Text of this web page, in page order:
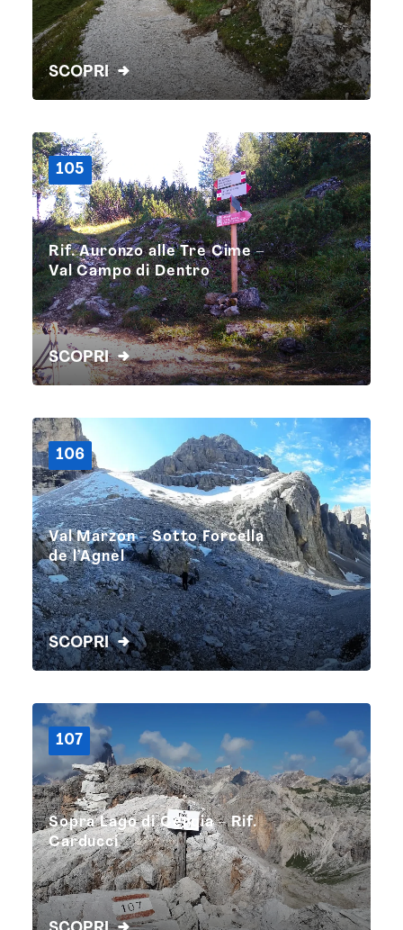
SCOPRI
105
Rif. Auronzo alle Tre Cime –
Val Campo di Dentro
SCOPRI
106
Val Marzón – Sotto Forcella
de l’Agnèl
SCOPRI
107
Sopra Lago di Cengia – Rif.
Carducci